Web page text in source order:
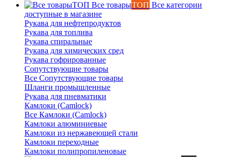
Все товарыТОП Все категории
доступные в магазине
Рукава для нефтепродуктов
Рукава для топлива
Рукава спиральные
Рукава для химических сред
Рукава гофрированные
Сопутствующие товары
Все Сопутствующие товары
Шланги промышленные
Рукава для пневматики
Камлоки (Camlock)
Все Камлоки (Camlock)
Камлоки алюминиевые
Камлоки из нержавеющей стали
Камлоки переходные
Камлоки полипропиленовые